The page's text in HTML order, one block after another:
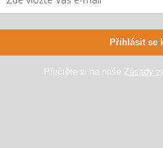
Přihlásit se
Přečtěte si na naše Zásady